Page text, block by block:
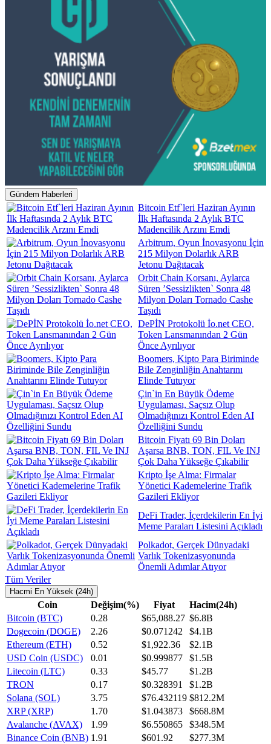
Gündem Haberleri
Bitcoin Etf`leri Haziran Ayının
İlk Haftasında 2 Aylık BTC
Madencilik Arzını Emdi
Arbitrum, Oyun İnovasyonu İçin
215 Milyon Dolarlık ARB
Jetonu Dağıtacak
Orbit Chain Korsanı, Aylarca
Süren ’Sessizlikten` Sonra 48
Milyon Doları Tornado Cashe
Taşıdı
DePİN Protokolü İo.net CEO,
Token Lansmanından 2 Gün
Önce Ayrılıyor
Boomers, Kipto Para Biriminde
Bile Zenginliğin Anahtarını
Elinde Tutuyor
Çin`in En Büyük Ödeme
Uygulaması, Saçsız Olup
Olmadığınızı Kontrol Eden AI
Özelliğini Sundu
Bitcoin Fiyatı 69 Bin Doları
Aşarsa BNB, TON, FIL Ve INJ
Çok Daha Yükseğe Çıkabilir
Kripto İşe Alma: Firmalar
Yönetici Kademelerine Trafik
Gazileri Ekliyor
DeFi Trader, İçerdekilerin En İyi
Meme Paraları Listesini Açıkladı
Polkadot, Gerçek Dünyadaki
Varlık Tokenizasyonunda
Önemli Adımlar Atıyor
Tüm Veriler
Hacmi En Yüksek (24h)
Coin Değişim(%) Fiyat
Hacim(24h)
Bitcoin (BTC)
0.28 $65,088.27 $6.8B
Dogecoin (DOGE)
2.26 $0.071242
$4.1B
Ethereum (ETH)
0.52 $1,922.36
$2.1B
USD Coin (USDC)
0.01 $0.999877
$1.5B
Litecoin (LTC)
0.33 $45.77
$1.2B
TRON
0.17 $0.328391
$1.2B
Solana (SOL)
3.75 $76.432119 $812.2M
XRP (XRP)
1.70 $1.043873
$668.8M
Avalanche (AVAX)
1.99 $6.550865
$348.5M
Binance Coin (BNB) 1.91 $601.92
$277.3M